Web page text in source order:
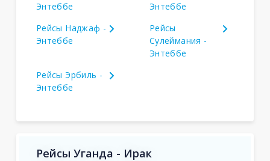
Энтеббе
Энтеббе
Рейсы Наджаф -
Энтеббе
Рейсы
Сулеймания -
Энтеббе
Рейсы Эрбиль -
Энтеббе
Рейсы Уганда - Ирак